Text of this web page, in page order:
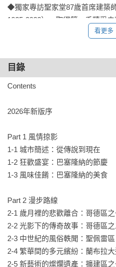
◆獨家專訪聖家堂87歲首席建築
1925-2022），取得第一手精采
圖，以及最新修建進度，深入了
◆書末附錄旅遊資訊，從氣候到
到購物、從景點觀光到夜生活娛
再到遺失金錢證件如何應變，一
◆隨書另附贈巴塞隆納拉頁全地
在高第逝世百週年的2026年，聖
如期在今年完工嗎？
疫情過後至今，巴塞隆納有些什麼
哪些店家關門？又新增了哪些熱
如果你對巴塞隆納的印象，仍停
傲人的足球隊、奇幻繽紛的高第建
快跟著專業官方導遊，一探最璀
納！
巴塞隆納，位於地中海西岸，擁
看更多
目錄
Contents
2026年新版序
Part 1 風情掠影
1-1 城市簡述：從傳說到現在
1-2 狂歡盛宴：巴塞隆納的節慶
1-3 風味佳餚：巴塞隆納的美食
Part 2 漫步路線
2-1 歲月裡的悲歡離合：哥德區
2-2 光影下的傳奇故事：哥德區之
2-3 中世紀的風俗軼聞：聖佩雷
2-4 繁華間的多元繽紛：蘭布拉
2-5 新藝術的燦爛遺產：擴建區